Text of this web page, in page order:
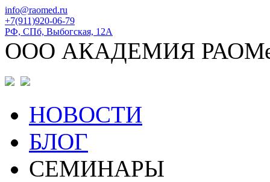
info@raomed.ru
+7(911)920-06-79
РФ, СПб, Выбогская, 12А
ООО АКАДЕМИЯ
НОВОСТИ
БЛОГ
СЕМИНАРЫ